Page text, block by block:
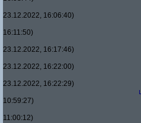
23.12.2022, 16:06:40)
16:11:50)
23.12.2022, 16:17:46)
23.12.2022, 16:22:00)
23.12.2022, 16:22:29)
10:59:27)
11:00:12)